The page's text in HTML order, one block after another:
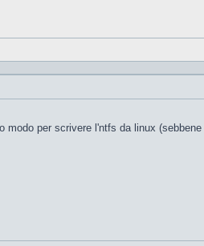
per scrivere l'ntfs da linux